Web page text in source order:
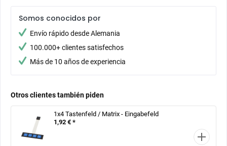
Somos conocidos por
Envío rápido desde Alemania
100.000+ clientes satisfechos
Más de 10 años de experiencia
Otros clientes también piden
1x4 Tastenfeld / Matrix - Eingabefeld
1,92 € *